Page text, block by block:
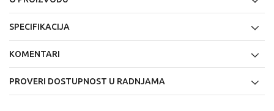
SPECIFIKACIJA
KOMENTARI
PROVERI DOSTUPNOST U RADNJAMA